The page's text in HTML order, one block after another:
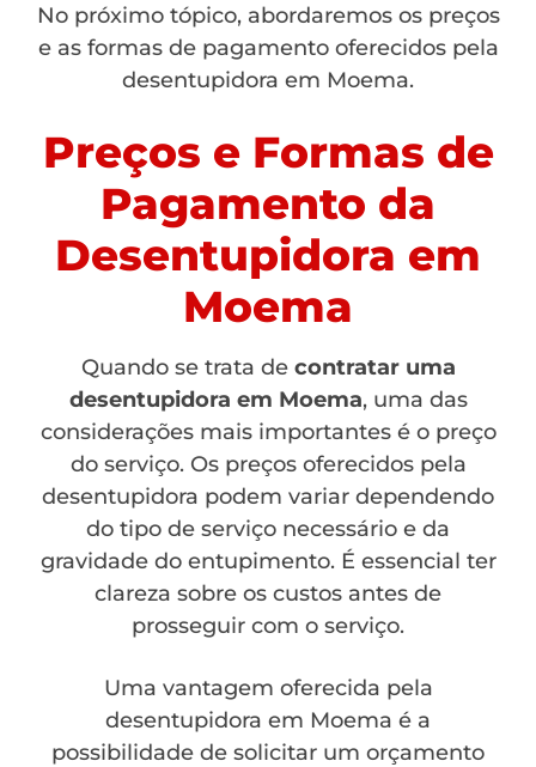
No próximo tópico, abordaremos os preços
e as formas de pagamento oferecidos pela
desentupidora em Moema.
Preços e Formas de
Pagamento da
Desentupidora em
Moema
Quando se trata de contratar uma
desentupidora em Moema, uma das
considerações mais importantes é o preço
do serviço. Os preços oferecidos pela
desentupidora podem variar dependendo
do tipo de serviço necessário e da
gravidade do entupimento. É essencial ter
clareza sobre os custos antes de
prosseguir com o serviço.
Uma vantagem oferecida pela
desentupidora em Moema é a
possibilidade de solicitar um orçamento